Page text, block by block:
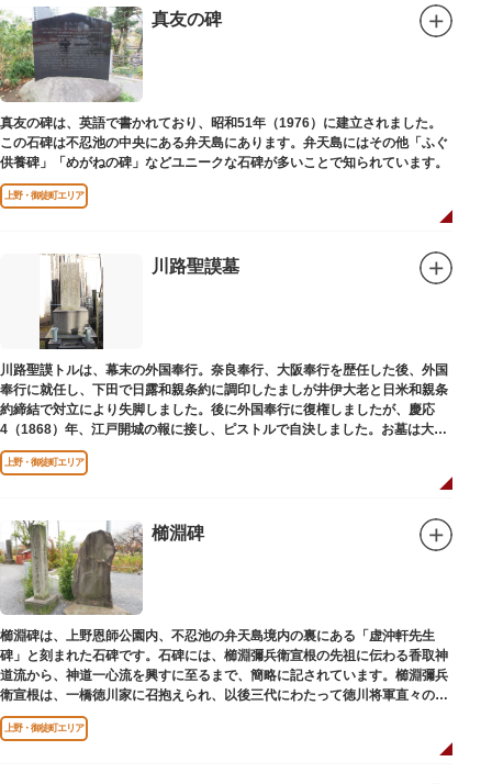
真友の碑
真友の碑は、英語で書かれており、昭和51年（1976）に建立されました。
この石碑は不忍池の中央にある弁天島にあります。弁天島にはその他「ふぐ
供養碑」「めがねの碑」などユニークな石碑が多いことで知られています。
上野・御徒町エリア
川路聖謨墓
川路聖謨トルは、幕末の外国奉行。奈良奉行、大阪奉行を歴任した後、外国
奉行に就任し、下田で日露和親条約に調印したましが井伊大老と日米和親条
約締結で対立により失脚しました。後に外国奉行に復権しましたが、慶応
4（1868）年、江戸開城の報に接し、ピストルで自決しました。お墓は大正
寺（たいしょうじ）にあります。
上野・御徒町エリア
櫛淵碑
櫛淵碑は、上野恩師公園内、不忍池の弁天島境内の裏にある「虚沖軒先生
碑」と刻まれた石碑です。石碑には、櫛淵彌兵衛宣根の先祖に伝わる香取神
道流から、神道一心流を興すに至るまで、簡略に記されています。櫛淵彌兵
衛宣根は、一橋徳川家に召抱えられ、以後三代にわたって徳川将軍直々の護
衛役として仕えました。
上野・御徒町エリア